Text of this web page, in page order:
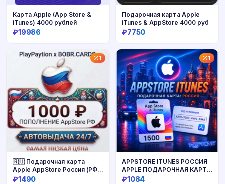
Купить
Карта Apple (App Store &
iTunes) 4000 рублей
₽19986
Купить
Подарочная карта Apple
iTunes & AppStore 4000 руб
₽7750
1
🇷🇺 Подарочная карта
Apple AppStore Россия (РФ
рубли) 1000 RUB
₽1490
1
APPSTORE ITUNES РОССИЯ
APPLE ПОДАРОЧНАЯ КАРТА
РУБЛИ APP STORE РУБЛЬ
₽1084